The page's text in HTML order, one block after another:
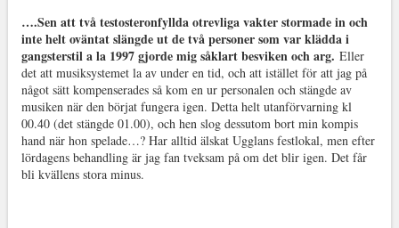
….Sen att två testosteronfyllda otrevliga vakter stormade in och
inte helt oväntat slängde ut de två personer som var klädda i
gangsterstil a la 1997 gjorde mig såklart besviken och arg. Eller
det att musiksystemet la av under en tid, och att istället för att jag på
något sätt kompenserades så kom en ur personalen och stängde av
musiken när den börjat fungera igen. Detta helt utanförvarning kl
00.40 (det stängde 01.00), och hen slog dessutom bort min kompis
hand när hon spelade…? Har alltid älskat Ugglans festlokal, men efter
lördagens behandling är jag fan tveksam på om det blir igen. Det får
bli kvällens stora minus.